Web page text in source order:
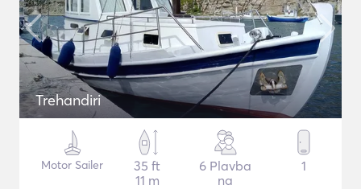
Trehandiri
Motor Sailer
35 ft
11 m
6 Plavba
na
1